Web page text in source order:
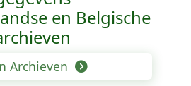
en Belgische
Archieven